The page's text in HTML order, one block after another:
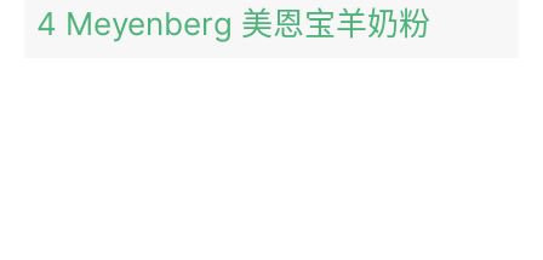
4 Meyenberg 美恩宝羊奶粉